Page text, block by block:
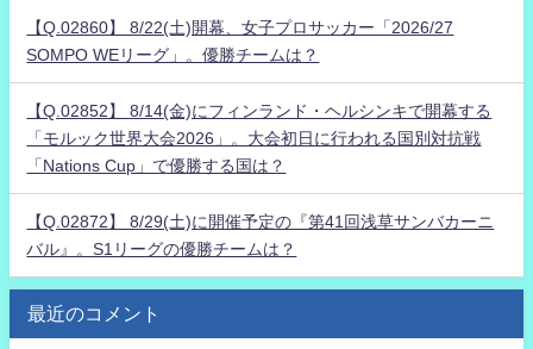
【Q.02860】 8/22(土)開幕、女子プロサッカー「2026/27
SOMPO WEリーグ」。優勝チームは？
【Q.02852】 8/14(金)にフィンランド・ヘルシンキで開幕する
「モルック世界大会2026」。大会初日に行われる国別対抗戦
「Nations Cup」で優勝する国は？
【Q.02872】 8/29(土)に開催予定の『第41回浅草サンバカーニ
バル』。S1リーグの優勝チームは？
最近のコメント